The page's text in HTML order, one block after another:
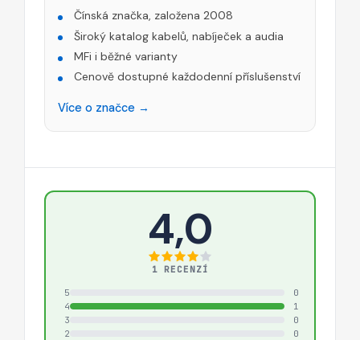
Čínská značka, založena 2008
Široký katalog kabelů, nabíječek a audia
MFi i běžné varianty
Cenově dostupné každodenní příslušenství
Více o značce →
4,0
1 RECENZÍ
5
0
4
1
3
0
2
0